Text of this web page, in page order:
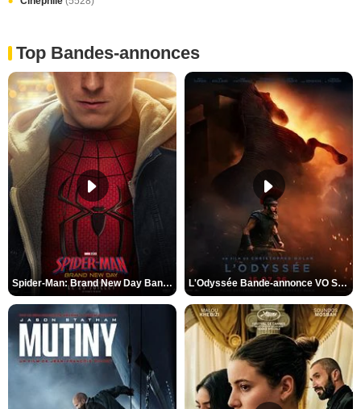
Top Bandes-annonces
Spider-Man: Brand New Day Bande-annonce VO STFR L'Odyssée Bande-annonce VO STFR